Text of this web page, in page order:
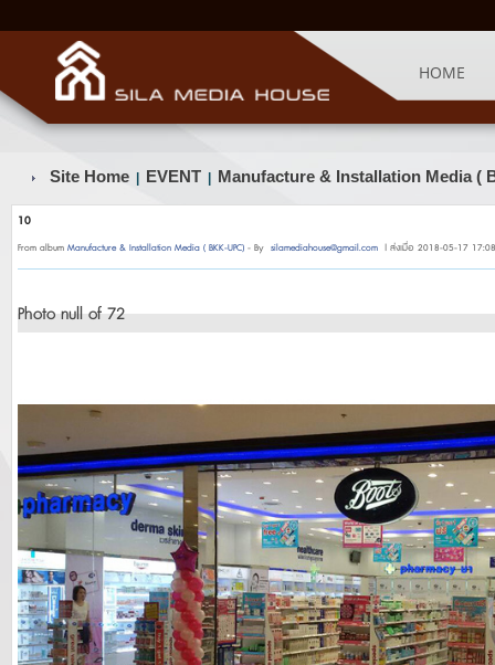
HOME
Site Home EVENT Manufacture & Installation Media (
10
From album Manufacture & Installation Media ( BKK-UPC) - By silamediahouse@gmail.com | ส่งเมื่อ 2018-05-17
Photo null of 72